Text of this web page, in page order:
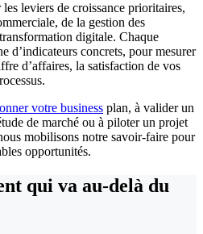
leviers de croissance prioritaires,
de la gestion des
digitale. Chaque
d’indicateurs concrets, pour mesurer
d’affaires, la satisfaction de vos
votre business plan, à valider un
de marché ou à piloter un projet
mobilisons notre savoir-faire pour
opportunités.
qui va au-delà du